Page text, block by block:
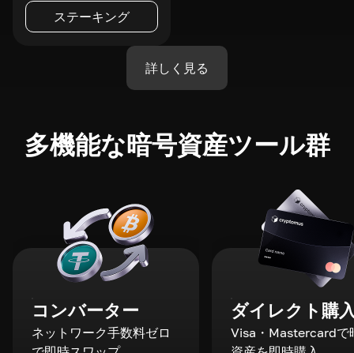
ステーキング
詳しく見る
多機能な暗号資産ツール群
コンバーター
ネットワーク手数料ゼロ
ダイレクト購
Visa・Mastercardで